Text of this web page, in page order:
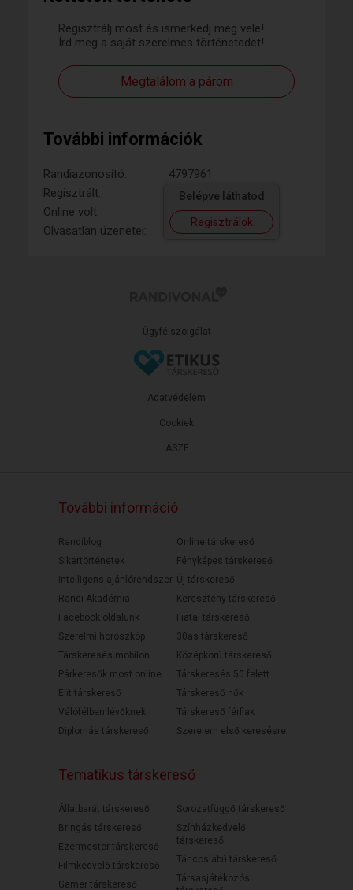
Regisztrálj most és ismerkedj meg vele!
Írd meg a saját szerelmes történetedet!
Megtalálom a párom
További információk
Randiazonosító:
4797961
Regisztrált:
Online volt:
Olvasatlan üzenetei:
Belépve láthatod
Regisztrálok
Ügyfélszolgálat
ÁSZF
Adatvédelem
Cookiek
További információ
Randiblog
Sikertörténetek
Intelligens ajánlórendszer
Randi Akadémia
Facebook oldalunk
Szerelmi horoszkóp
Társkeresés mobilon
Párkeresők most online
Elit társkereső
Válófélben lévőknek
Diplomás társkereső
Online társkereső
Fényképes társkereső
Új társkereső
Keresztény társkereső
Fiatal társkereső
30as társkereső
Középkorú társkereső
Társkeresés 50 felett
Társkereső nők
Társkereső férfiak
Szerelem első keresésre
Tematikus társkereső
Állatbarát társkereső
Bringás társkereső
Ezermester társkereső
Filmkedvelő társkereső
Gamer társkereső
Sorozatfüggő társkereső
Színházkedvelő
társkereső
Táncoslábú társkereső
Társasjátékozós